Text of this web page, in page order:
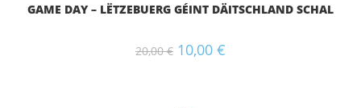
GAME DAY – LËTZEBUERG GÉINT DÄITSCHLAND SCHAL
20,00€ 10,00 €